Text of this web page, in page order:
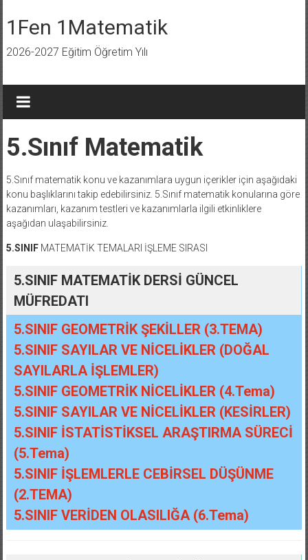
geç
1Fen 1Matematik
2026-2027 Eğitim Öğretim Yılı
5.Sınıf Matematik
5.Sınıf matematik konu ve kazanımlara uygun içerikler için aşağıdaki
konu başlıklarını takip edebilirsiniz. 5.Sınıf matematik konularına göre
kazanımları, kazanım testleri ve kazanımlarla ilgili etkinliklere
aşağıdan ulaşabilirsiniz.
5.SINIF MATEMATİK TEMALARI İŞLEME SIRASI
5.SINIF MATEMATİK DERSİ GÜNCEL
MÜFREDATI
5.SINIF GEOMETRİK ŞEKİLLER (3.TEMA)
5.SINIF SAYILAR VE NİCELİKLER (DOĞAL
SAYILARLA İŞLEMLER)
5.SINIF GEOMETRİK NİCELİKLER (4.Tema)
5.SINIF SAYILAR VE NİCELİKLER (KESİRLER)
5.SINIF İSTATİSTİKSEL ARAŞTIRMA SÜRECİ
(5.Tema)
5.SINIF İŞLEMLERLE CEBİRSEL DÜŞÜNME
(2.TEMA)
5.SINIF VERİDEN OLASILIĞA (6.Tema)